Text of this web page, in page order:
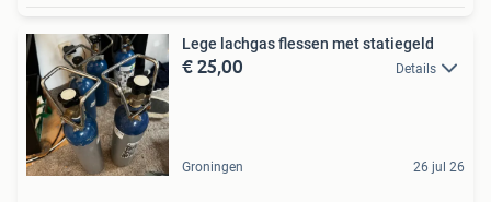
Lege lachgas flessen met statiegeld
€ 25,00 Details
Groningen 26 jul 26